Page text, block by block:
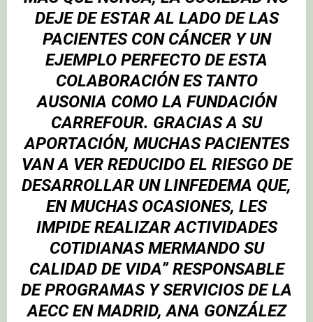
DEJE DE ESTAR AL LADO DE LAS
PACIENTES CON CÁNCER Y UN
EJEMPLO PERFECTO DE ESTA
COLABORACIÓN ES TANTO
AUSONIA COMO LA FUNDACIÓN
CARREFOUR. GRACIAS A SU
APORTACIÓN, MUCHAS PACIENTES
VAN A VER REDUCIDO EL RIESGO DE
DESARROLLAR UN LINFEDEMA QUE,
EN MUCHAS OCASIONES, LES
IMPIDE REALIZAR ACTIVIDADES
COTIDIANAS MERMANDO SU
CALIDAD DE VIDA” RESPONSABLE
DE PROGRAMAS Y SERVICIOS DE LA
AECC EN MADRID, ANA GONZÁLEZ